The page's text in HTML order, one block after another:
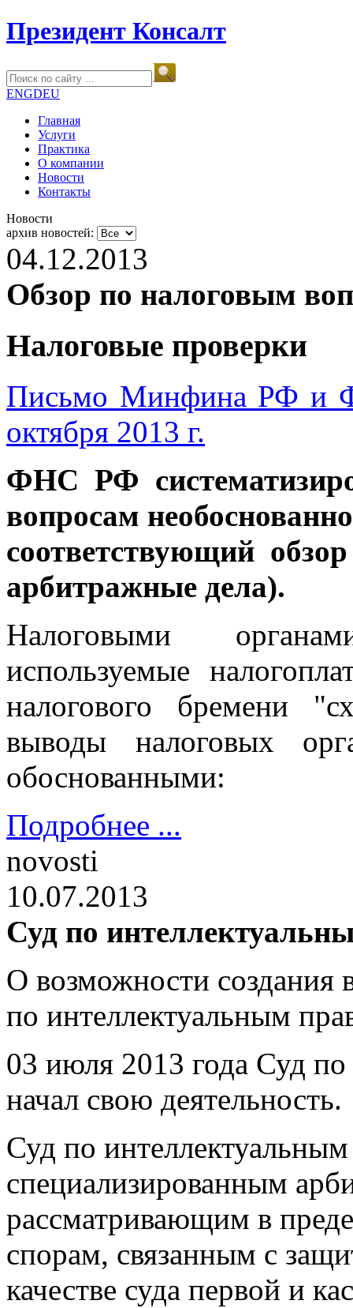
Президент Консалт
ENGDEU
Главная
Услуги
Практика
О компании
Новости
Контакты
Новости
архив новостей:
04.12.2013
Обзор по налоговым
Налоговые проверки
Письмо Минфина РФ и
октября 2013 г.
ФНС РФ
вопросам
соответствующий
арбитражные дела).
Налоговыми
используемые
налогового бремени
выводы налоговых
обоснованными:
Подробнее ...
novosti
10.07.2013
Суд по
О возможности создания
по интеллектуальным
03 июля 2013 года Суд
начал свою деятельность.
Суд по интеллектуальным
специализированным
рассматривающим в
спорам, связанным с
качестве суда первой и